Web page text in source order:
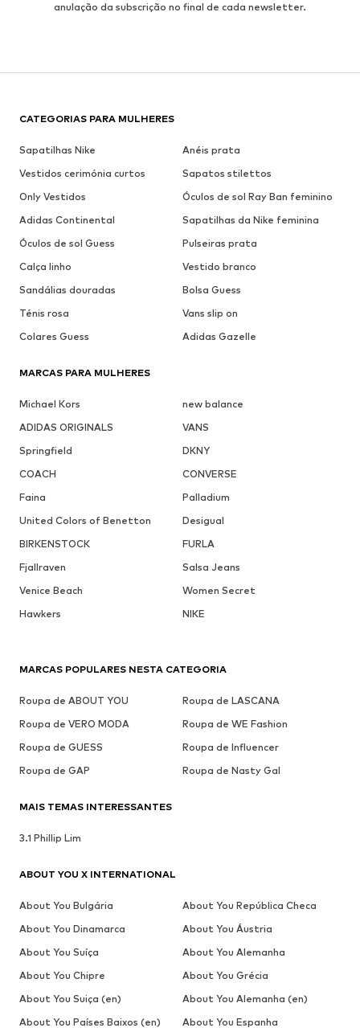
anulação da subscrição no final de cada newsletter.
CATEGORIAS PARA MULHERES
Sapatilhas Nike
Anéis prata
Vestidos cerimónia curtos
Sapatos stilettos
Only Vestidos
Óculos de sol Ray Ban feminino
Adidas Continental
Sapatilhas da Nike feminina
Óculos de sol Guess
Pulseiras prata
Calça linho
Vestido branco
Sandálias douradas
Bolsa Guess
Ténis rosa
Vans slip on
Colares Guess
Adidas Gazelle
MARCAS PARA MULHERES
Michael Kors
new balance
ADIDAS ORIGINALS
VANS
Springfield
DKNY
COACH
CONVERSE
Faina
Palladium
United Colors of Benetton
Desigual
BIRKENSTOCK
FURLA
Fjallraven
Salsa Jeans
Venice Beach
Women Secret
Hawkers
NIKE
MARCAS POPULARES NESTA CATEGORIA
Roupa de ABOUT YOU
Roupa de LASCANA
Roupa de VERO MODA
Roupa de WE Fashion
Roupa de GUESS
Roupa de Influencer
Roupa de GAP
Roupa de Nasty Gal
MAIS TEMAS INTERESSANTES
3.1 Phillip Lim
ABOUT YOU X INTERNATIONAL
About You Bulgária
About You República Checa
About You Dinamarca
About You Áustria
About You Suíça
About You Alemanha
About You Chipre
About You Grécia
About You Suiça (en)
About You Alemanha (en)
About You Países Baixos (en)
About You Espanha